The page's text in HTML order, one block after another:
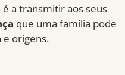
a transmitir aos seus
que uma família pode
e origens.